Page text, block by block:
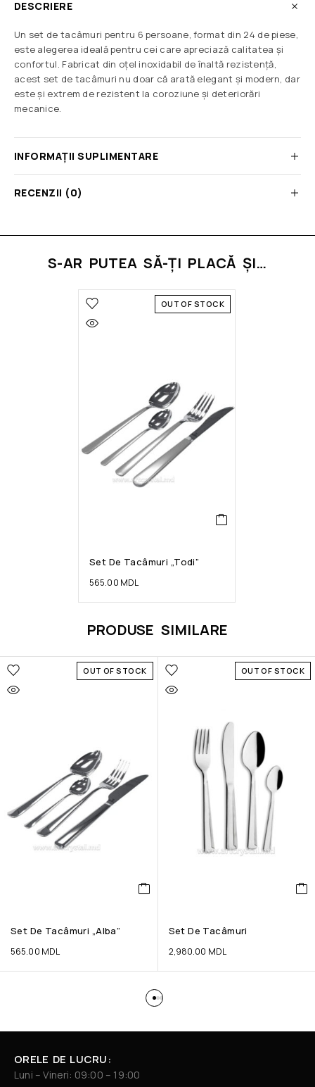
DESCRIERE
Un set de tacâmuri pentru 6 persoane, format din 24 de piese,
este alegerea ideală pentru cei care apreciază calitatea și
confortul. Fabricat din oțel inoxidabil de înaltă rezistență,
acest set de tacâmuri nu doar că arată elegant și modern, dar
este și extrem de rezistent la coroziune și deteriorări
mecanice.
INFORMAȚII SUPLIMENTARE
RECENZII (0)
S-AR PUTEA SĂ-ȚI PLACĂ ȘI…
OUT OF STOCK
Set De Tacâmuri „Todi”
565.00 MDL
PRODUSE SIMILARE
OUT OF STOCK
Set De Tacâmuri „Alba”
565.00 MDL
OUT OF STOCK
Set De Tacâmuri
2,980.00 MDL
ORELE DE LUCRU:
Luni – Vineri: 09:00 – 19:00